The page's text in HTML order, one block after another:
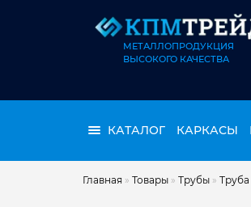
МЕТАЛЛОПРОДУКЦИЯ
ВЫСОКОГО КАЧЕСТВА
КАТАЛОГ КАРКАСЫ
Главная » Товары » Трубы » Труба